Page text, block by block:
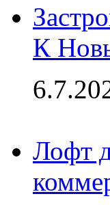
К
Лофт